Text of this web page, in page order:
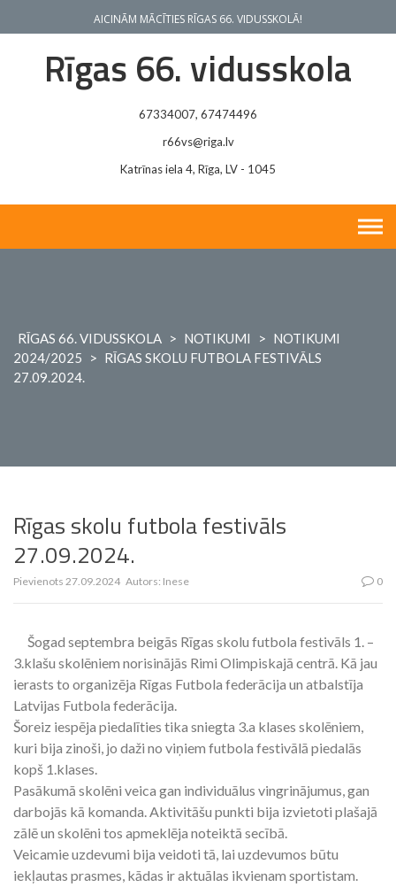
AICINĀM MĀCĪTIES RĪGAS 66. VIDUSSKOLĀ!
Rīgas 66. vidusskola
67334007, 67474496
r66vs@riga.lv
Katrīnas iela 4, Rīga, LV - 1045
RĪGAS 66. VIDUSSKOLA > NOTIKUMI > NOTIKUMI
2024/2025
> RĪGAS SKOLU FUTBOLA FESTIVĀLS
27.09.2024.
Rīgas skolu futbola festivāls
27.09.2024.
Pievienots 27.09.2024 Autors: Inese 0
Šogad septembra beigās Rīgas skolu futbola festivāls 1. –
3.klašu skolēniem norisinājās Rimi Olimpiskajā centrā. Kā jau
ierasts to organizēja Rīgas Futbola federācija un atbalstīja
Latvijas Futbola federācija.
Šoreiz iespēja piedalīties tika sniegta 3.a klases skolēniem,
kuri bija zinoši, jo daži no viņiem futbola festivālā piedalās
kopš 1.klases.
Pasākumā skolēni veica gan individuālus vingrinājumus, gan
darbojās kā komanda. Aktivitāšu punkti bija izvietoti plašajā
zālē un skolēni tos apmeklēja noteiktā secībā.
Veicamie uzdevumi bija veidoti tā, lai uzdevumos būtu
iekļautas prasmes, kādas ir aktuālas ikvienam sportistam.